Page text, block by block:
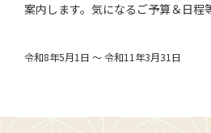
案内します。気になるご予算＆日
令和8年5月1日 ～ 令和11年3月31日